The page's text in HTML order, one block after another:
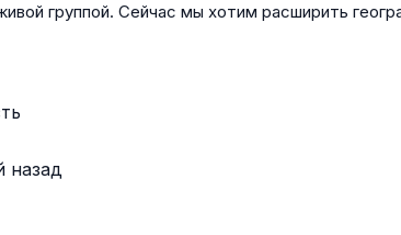
группой. Сейчас мы хотим расширить
назад